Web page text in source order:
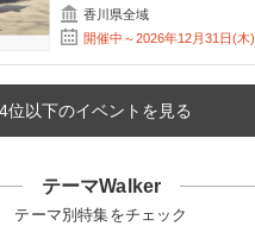
香川県全域
開催中～2026年12月31日(木)
4位以下のイベントを見る
テーマWalker
テーマ別特集をチェック